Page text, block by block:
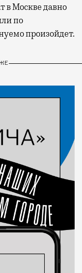
в Москве давно
по
произойдет.